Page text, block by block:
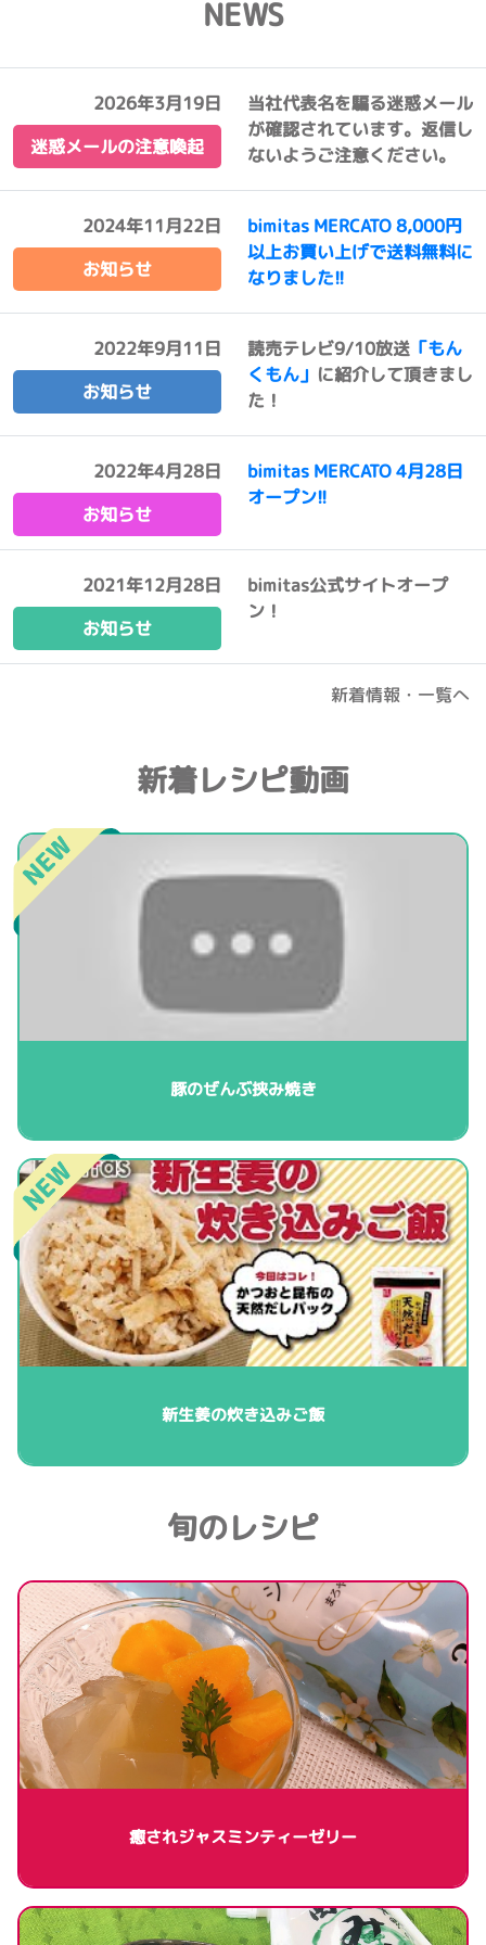
NEWS
2026年3月19日
迷惑メールの注意喚起
当社代表名を騙る迷惑メール
が確認されています。返信し
ないようご注意ください。
2024年11月22日
お知らせ
bimitas MERCATO 8,000円
以上お買い上げで送料無料に
なりました!!
2022年9月11日
お知らせ
読売テレビ9/10放送 「もん
くもん」 に紹介して頂きまし
た！
2022年4月28日
お知らせ
bimitas MERCATO 4月28日
オープン!!
2021年12月28日
お知らせ
bimitas公式サイトオープ
ン！
新着情報・一覧へ
新着レシピ動画
豚のぜんぶ挟み焼き
新生姜の炊き込みご飯
旬のレシピ
癒されジャスミンティーゼリー